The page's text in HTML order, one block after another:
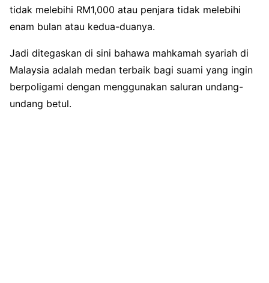
tidak melebihi RM1,000 atau penjara tidak melebihi
enam bulan atau kedua-duanya.
Jadi ditegaskan di sini bahawa mahkamah syariah di
Malaysia adalah medan terbaik bagi suami yang ingin
berpoligami dengan menggunakan saluran undang-
undang betul.